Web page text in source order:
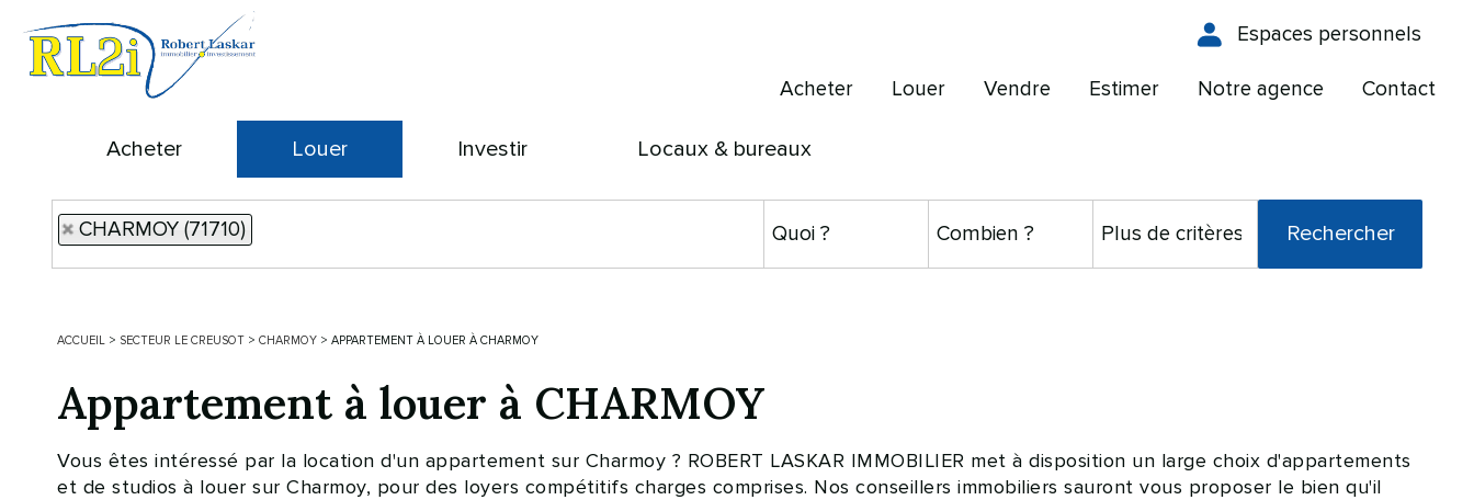
Espaces personnels
Acheter Louer Vendre Estimer Notre agence Contact
Acheter Louer Investir Locaux & bureaux
CHARMOY (71710)
ACCUEIL > SECTEUR LE CREUSOT > CHARMOY > APPARTEMENT À LOUER À CHARMOY
Appartement à louer à CHARMOY
Vous êtes intéressé par la location d'un appartement sur Charmoy ? ROBERT LASKAR IMMOBILIER met à disposition un large choix d'appartements
et de studios à louer sur Charmoy, pour des loyers compétitifs charges comprises. Nos conseillers immobiliers sauront vous proposer le bien qu'il